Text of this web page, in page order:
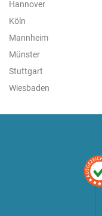
Hannover
Köln
Mannheim
Münster
Stuttgart
Wiesbaden